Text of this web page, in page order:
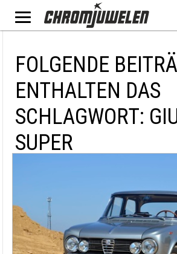
FOLGENDE
ENTHALTEN DAS
SCHLAGWORT:
SUPER